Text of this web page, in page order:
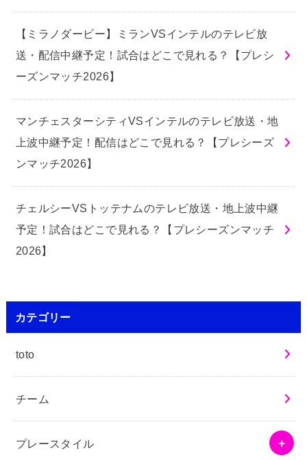
【ミラノダービー】ミランVSインテルのテレビ放
送・配信中継予定！試合はどこで見れる？【プレシ
ーズンマッチ2026】
マンチェスターシティVSインテルのテレビ放送・地
上波中継予定！配信はどこで見れる？【プレシーズ
ンマッチ2026】
チェルシーVSトッテナムのテレビ放送・地上波中継
予定！試合はどこで見れる？【プレシーズンマッチ
2026】
カテゴリー
toto
チーム
プレースタイル